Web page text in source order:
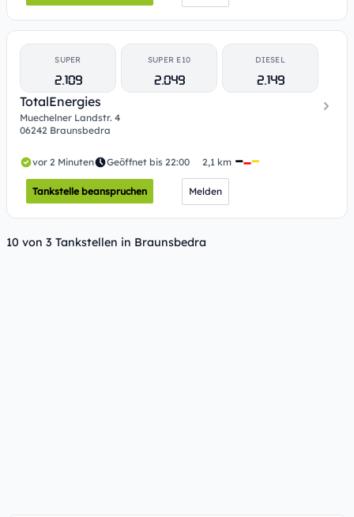
SUPER
2.109
SUPER E10
2.049
DIESEL
2.149
TotalEnergies
Muechelner Landstr. 4
06242 Braunsbedra
vor 2 Minuten Geöffnet bis 22:00 2,1 km
Tankstelle beanspruchen Melden
10 von 3 Tankstellen in Braunsbedra